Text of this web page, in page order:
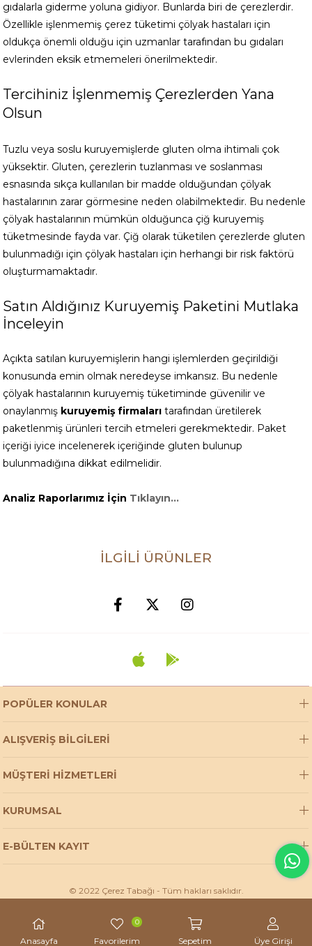
gıdalarla giderme yoluna gidiyor. Bunlarda biri de çerezlerdir.
Özellikle işlenmemiş çerez tüketimi çölyak hastaları için
oldukça önemli olduğu için uzmanlar tarafından bu gıdaları
evlerinden eksik etmemeleri önerilmektedir.
Tercihiniz İşlenmemiş Çerezlerden Yana
Olsun
Tuzlu veya soslu kuruyemişlerde gluten olma ihtimali çok
yüksektir. Gluten, çerezlerin tuzlanması ve soslanması
esnasında sıkça kullanılan bir madde olduğundan çölyak
hastalarının zarar görmesine neden olabilmektedir. Bu nedenle
çölyak hastalarının mümkün olduğunca çiğ kuruyemiş
tüketmesinde fayda var. Çiğ olarak tüketilen çerezlerde gluten
bulunmadığı için çölyak hastaları için herhangi bir risk faktörü
oluşturmamaktadır.
Satın Aldığınız Kuruyemiş Paketini Mutlaka
İnceleyin
Açıkta satılan kuruyemişlerin hangi işlemlerden geçirildiği
konusunda emin olmak neredeyse imkansız. Bu nedenle
çölyak hastalarının kuruyemiş tüketiminde güvenilir ve
onaylanmış kuruyemiş firmaları tarafından üretilerek
paketlenmiş ürünleri tercih etmeleri gerekmektedir. Paket
içeriği iyice incelenerek içeriğinde gluten bulunup
bulunmadığına dikkat edilmelidir.
Analiz Raporlarımız İçin Tıklayın...
İLGILI ÜRÜNLER
POPÜLER KONULAR
ALIŞVERİŞ BİLGİLERİ
MÜŞTERİ HİZMETLERİ
KURUMSAL
E-BÜLTEN KAYIT
© 2022 Çerez Tabağı - Tüm hakları saklıdır.
Anasayfa Favorilerim
0
Sepetim Üye Girişi